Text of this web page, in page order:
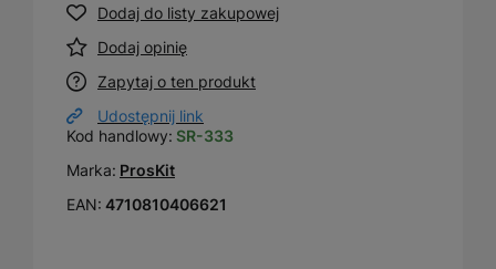
Dodaj do listy zakupowej
Dodaj opinię
Zapytaj o ten produkt
Udostępnij link
Kod handlowy: SR-333
Marka: ProsKit
EAN: 4710810406621